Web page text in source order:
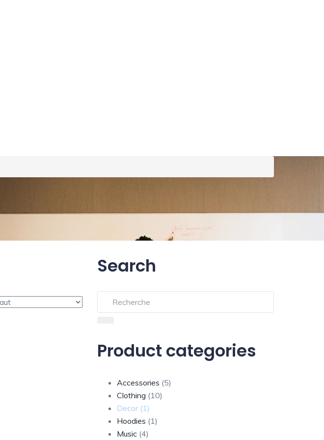
Search
Product categories
Accessories (5)
Clothing (10)
Decor (1)
Hoodies (1)
Music (4)